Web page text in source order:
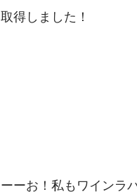
取得しました！
ーーお！私もワインラ